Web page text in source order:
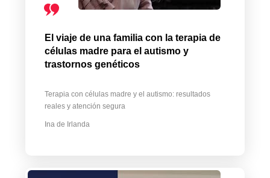
El viaje de una familia con la terapia de
células madre para el autismo y
trastornos genéticos
Terapia con células madre y el autismo: resultados
reales y atención segura
Ina de Irlanda